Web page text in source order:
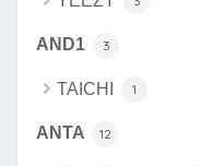
AND1 3
TAICHI 1
ANTA 12